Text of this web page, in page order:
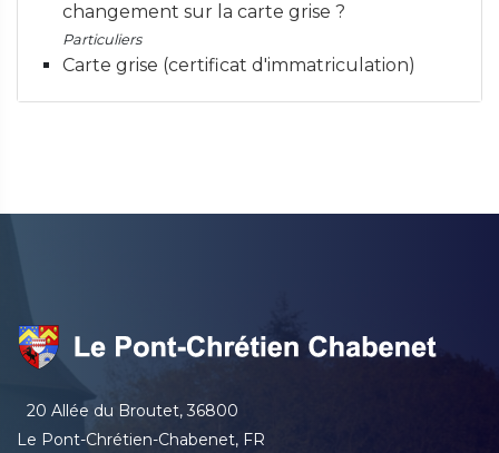
changement sur la carte grise ?
Particuliers
Carte grise (certificat d'immatriculation)
20 Allée du Broutet, 36800
Le Pont-Chrétien-Chabenet, FR